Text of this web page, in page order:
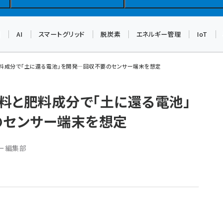
AI スマートグリッド 脱炭素 エネルギー管理 IoT
成分で「土に還る電池」を開発―回収不要のセンサー端末を想定
と肥料成分で「土に還る電池」
ンサー端末を想定
編集部